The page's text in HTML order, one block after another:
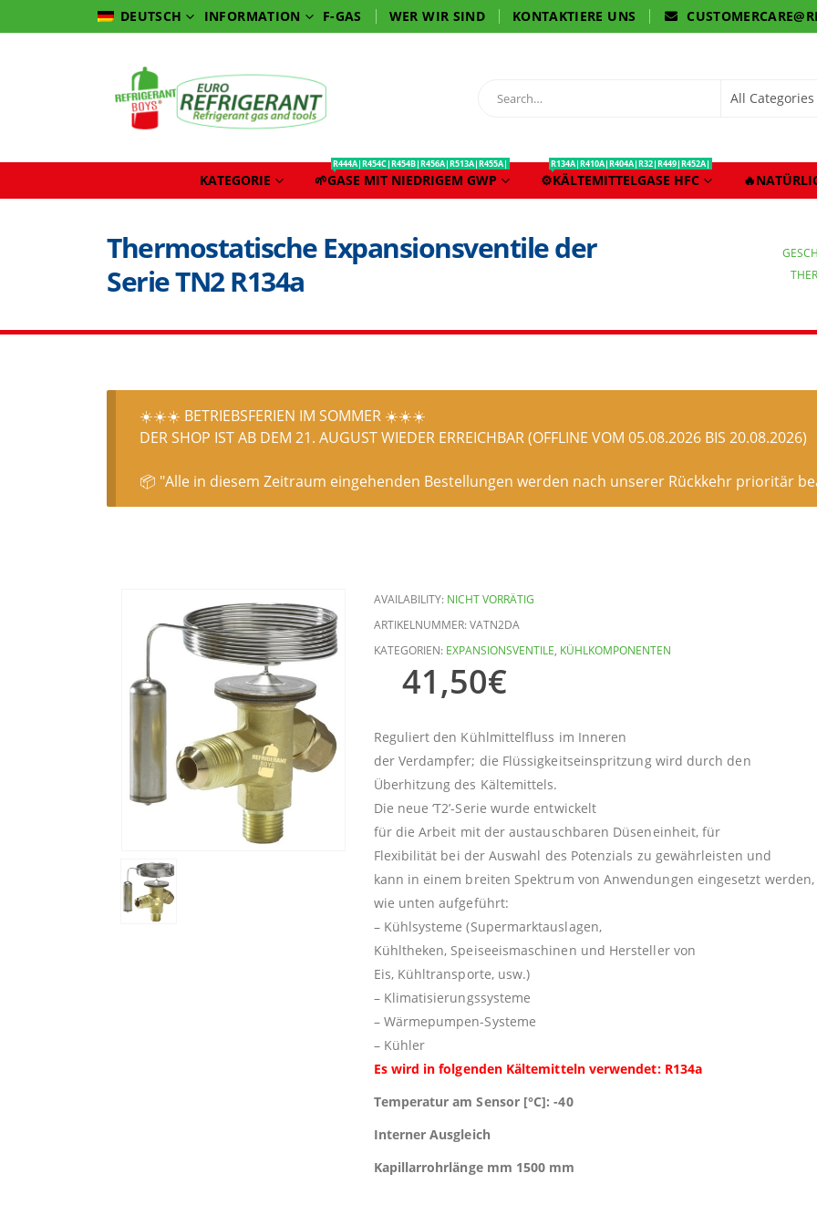
DEUTSCH INFORMATION F-GAS WER WIR SIND KONTAKTIERE UNS
KATEGORIE 🌱GASE MIT NIEDRIGEM GWP
R444A|R454C|R454B|R456A|R513A|R455A|
⚙️KÄLTEMITTELGASE HFC
R134A|R410A|R404A|R32|R449|R452A|
Thermostatische Expansionsventile der
Serie TN2 R134a
☀️☀️☀️ BETRIEBSFERIEN IM SOMMER ☀️☀️☀️
DER SHOP IST AB DEM 21. AUGUST WIEDER ERREICHBAR (OFFLINE VOM 05.08.2026 BIS 20.08.2026)
📦 "Alle in diesem Zeitraum eingehenden Bestellungen werden nach unserer Rückkehr prioritär
AVAILABILITY: NICHT VORRÄTIG
ARTIKELNUMMER:VATN2DA
KATEGORIEN: EXPANSIONSVENTILE, KÜHLKOMPONENTEN
41,50€
Reguliert den Kühlmittelfluss im Inneren
der Verdampfer; die Flüssigkeitseinspritzung wird durch den
Überhitzung des Kältemittels.
Die neue ‘T2’-Serie wurde entwickelt
für die Arbeit mit der austauschbaren Düseneinheit, für
Flexibilität bei der Auswahl des Potenzials zu gewährleisten und
kann in einem breiten Spektrum von Anwendungen eingesetzt werden,
wie unten aufgeführt:
– Kühlsysteme (Supermarktauslagen,
Kühltheken, Speiseeismaschinen und Hersteller von
Eis, Kühltransporte, usw.)
– Klimatisierungssysteme
– Wärmepumpen-Systeme
– Kühler
Es wird in folgenden Kältemitteln verwendet: R134a
Temperatur am Sensor [°C]: -40
Interner Ausgleich
Kapillarrohrlänge mm 1500 mm